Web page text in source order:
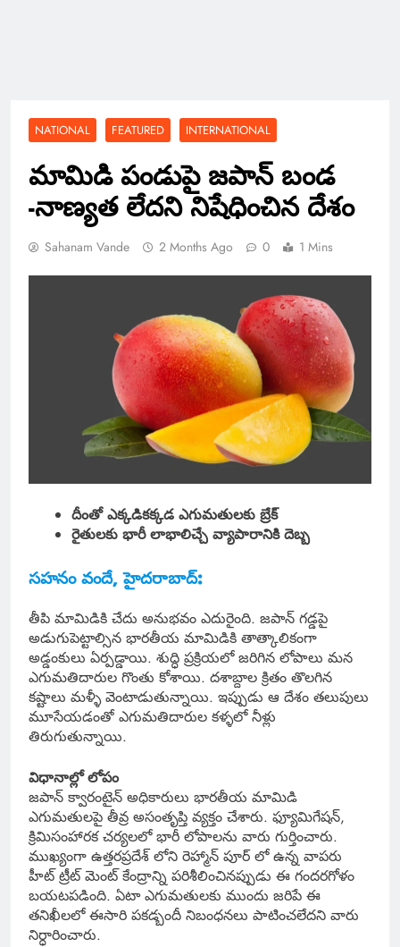
NATIONAL FEATURED INTERNATIONAL
మామిడి పండుపై జపాన్ బండ
-నాణ్యత లేదని నిషేధించిన దేశం
Sahanam Vande 2 Months Ago 0 1 Mins
దీంతో ఎక్కడికక్కడ ఎగుమతులకు బ్రేక్
రైతులకు భారీ లాభాలిచ్చే వ్యాపారానికి దెబ్బ
సహనం వందే, హైదరాబాద్:
తీపి మామిడికి చేదు అనుభవం ఎదురైంది. జపాన్ గడ్డపై
అడుగుపెట్టాల్సిన భారతీయ మామిడికి తాత్కాలికంగా
అడ్డంకులు ఏర్పడ్డాయి. శుద్ధి ప్రక్రియలో జరిగిన లోపాలు మన
ఎగుమతిదారుల గొంతు కోశాయి. దశాబ్దాల క్రితం తొలగిన
కష్టాలు మళ్ళీ వెంటాడుతున్నాయి. ఇప్పుడు ఆ దేశం తలుపులు
మూసేయడంతో ఎగుమతిదారుల కళ్ళలో నీళ్లు
తిరుగుతున్నాయి.
విధానాల్లో లోపం
జపాన్ క్వారంటైన్ అధికారులు భారతీయ మామిడి
ఎగుమతులపై తీవ్ర అసంతృప్తి వ్యక్తం చేశారు. ఫ్యూమిగేషన్,
క్రిమిసంహారక చర్యలలో భారీ లోపాలను వారు గుర్తించారు.
ముఖ్యంగా ఉత్తరప్రదేశ్ లోని రెహ్మాన్ పూర్ లో ఉన్న వాపరు
హీట్ ట్రీట్ మెంట్ కేంద్రాన్ని పరిశీలించినప్పుడు ఈ గందరగోళం
బయటపడింది. ఏటా ఎగుమతులకు ముందు జరిపే ఈ
తనిఖీలలో ఈసారి పకడ్బందీ నిబంధనలు పాటించలేదని వారు
నిర్ధారించారు.